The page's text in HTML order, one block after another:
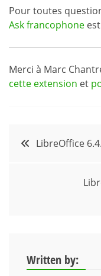
Pour toutes
Ask francophone
Merci à Marc
cette extension et
Navigation
LibreOffice
Written by: